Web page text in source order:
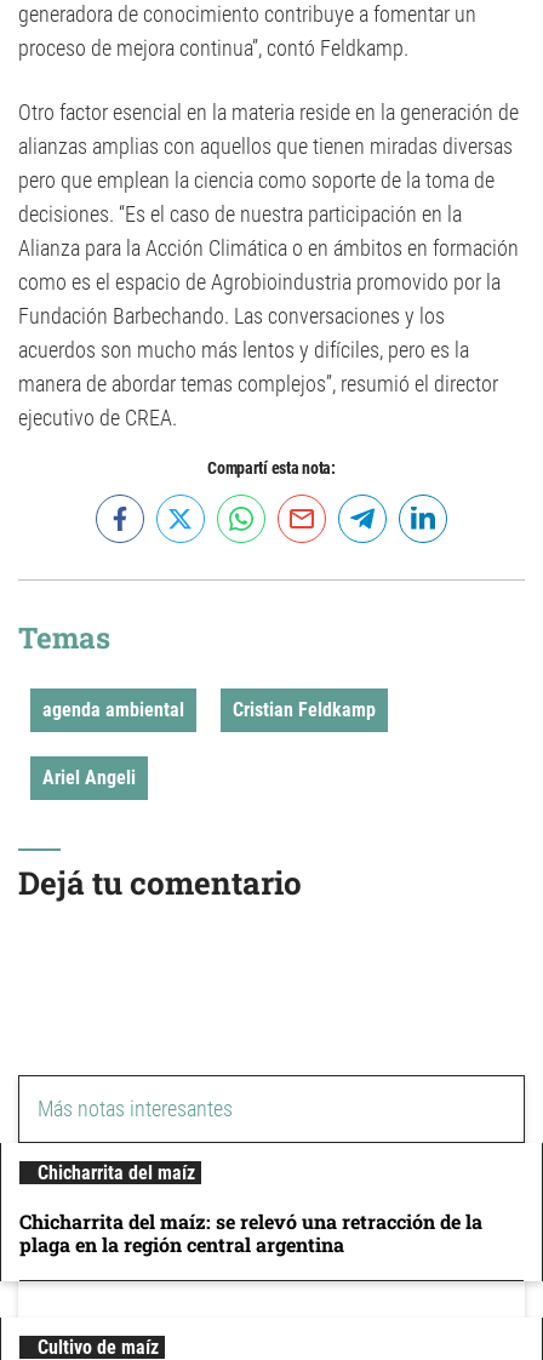
generadora de conocimiento contribuye a fomentar un
proceso de mejora continua”, contó Feldkamp.
Otro factor esencial en la materia reside en la generación de
alianzas amplias con aquellos que tienen miradas diversas
pero que emplean la ciencia como soporte de la toma de
decisiones. “Es el caso de nuestra participación en la
Alianza para la Acción Climática o en ámbitos en formación
como es el espacio de Agrobioindustria promovido por la
Fundación Barbechando. Las conversaciones y los
acuerdos son mucho más lentos y difíciles, pero es la
manera de abordar temas complejos”, resumió el director
ejecutivo de CREA.
Compartí esta nota:
Temas
agenda ambiental Cristian Feldkamp
Ariel Angeli
Dejá tu comentario
Más notas interesantes
Chicharrita del maíz
Chicharrita del maíz: se relevó una retracción de la
plaga en la región central argentina
Cultivo de maíz